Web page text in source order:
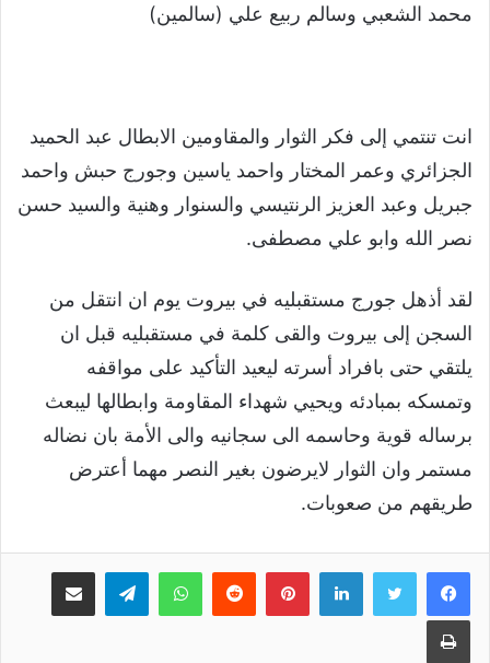
محمد الشعبي وسالم ربيع علي (سالمين)
انت تنتمي إلى فكر الثوار والمقاومين الابطال عبد الحميد
الجزائري وعمر المختار واحمد ياسين وجورج حبش واحمد
جبريل وعبد العزيز الرنتيسي والسنوار وهنية والسيد حسن
نصر الله وابو علي مصطفى.
لقد أذهل جورج مستقبليه في بيروت يوم ان انتقل من
السجن إلى بيروت والقى كلمة في مستقبليه قبل ان
يلتقي حتى بافراد أسرته ليعيد التأكيد على مواقفه
وتمسكه بمبادئه ويحيي شهداء المقاومة وابطالها ليبعث
برساله قوية وحاسمه الى سجانيه والى الأمة بان نضاله
مستمر وان الثوار لايرضون بغير النصر مهما أعترض
طريقهم من صعوبات.
لينكدإنبينتيريست واتسابتيلقرام مشاركة عبر البريد
طباعة